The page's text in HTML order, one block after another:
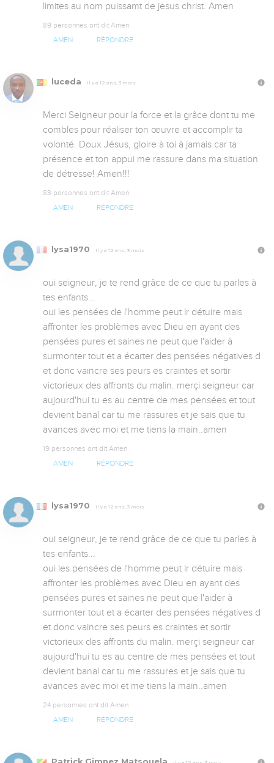
limites au nom puissamt de jesus christ. Amen
89 personnes ont dit Amen
AMEN RÉPONDRE
luceda Il y a 12 ans, 3 mois
Merci Seigneur pour la force et la grâce dont tu me
combles pour réaliser ton œuvre et accomplir ta
volonté. Doux Jésus, gloire à toi à jamais car ta
présence et ton appui me rassure dans ma situation
de détresse! Amen!!!
83 personnes ont dit Amen
AMEN RÉPONDRE
lysa1970 Il y a 12 ans, 3 mois
oui seigneur, je te rend grâce de ce que tu parles à
tes enfants...
oui les pensées de l'homme peut lr détuire mais
affronter les problèmes avec Dieu en ayant des
pensées pures et saines ne peut que l'aider à
surmonter tout et a écarter des pensées négatives d
et donc vaincre ses peurs es craintes et sortir
victorieux des affronts du malin. merçi seigneur car
aujourd'hui tu es au centre de mes pensées et tout
devient banal car tu me rassures et je sais que tu
avances avec moi et me tiens la main..amen
19 personnes ont dit Amen
AMEN RÉPONDRE
lysa1970 Il y a 12 ans, 3 mois
oui seigneur, je te rend grâce de ce que tu parles à
tes enfants...
oui les pensées de l'homme peut lr détuire mais
affronter les problèmes avec Dieu en ayant des
pensées pures et saines ne peut que l'aider à
surmonter tout et a écarter des pensées négatives d
et donc vaincre ses peurs es craintes et sortir
victorieux des affronts du malin. merçi seigneur car
aujourd'hui tu es au centre de mes pensées et tout
devient banal car tu me rassures et je sais que tu
avances avec moi et me tiens la main..amen
24 personnes ont dit Amen
AMEN RÉPONDRE